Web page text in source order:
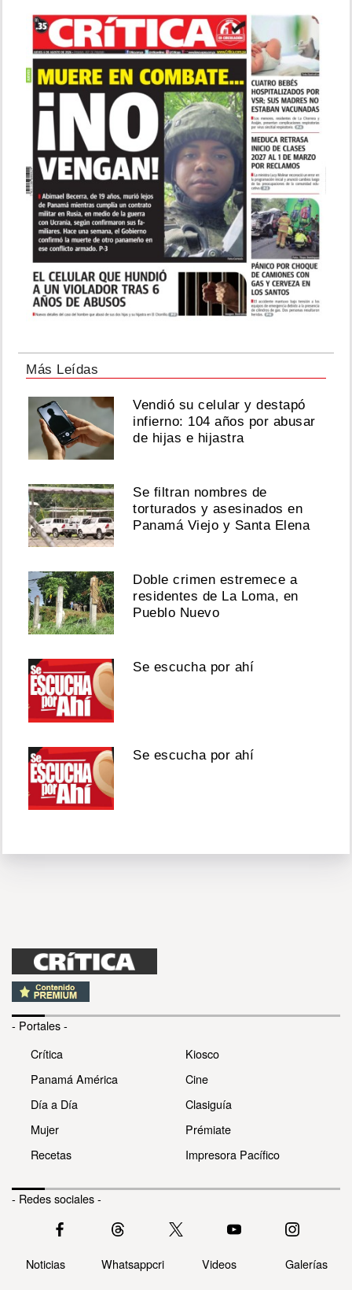
Más Leídas
Vendió su celular y destapó
infierno: 104 años por abusar
de hijas e hijastra
Se filtran nombres de
torturados y asesinados en
Panamá Viejo y Santa Elena
Doble crimen estremece a
residentes de La Loma, en
Pueblo Nuevo
Se escucha por ahí
Se escucha por ahí
- Portales -
Crítica
Panamá América
Día a Día
Mujer
Recetas
Kiosco
Cine
Clasiguía
Prémiate
Impresora Pacífico
- Redes sociales -
Noticias Whatsappcri Videos Galerías